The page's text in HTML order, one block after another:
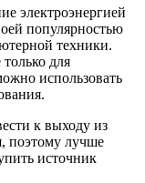
электроэнергией
популярностью
техники.
для
использовать
к выходу из
поэтому лучше
источник